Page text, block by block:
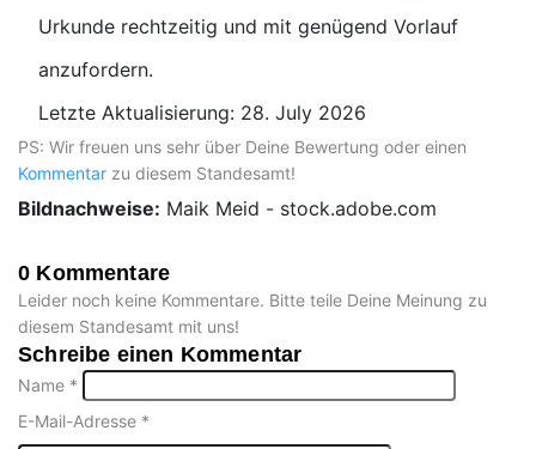
Urkunde rechtzeitig und mit genügend Vorlauf
anzufordern.
Letzte Aktualisierung: 28. July 2026
PS: Wir freuen uns sehr über Deine Bewertung oder einen
Kommentar zu diesem Standesamt!
Bildnachweise: Maik Meid - stock.adobe.com
0 Kommentare
Leider noch keine Kommentare. Bitte teile Deine Meinung zu
diesem Standesamt mit uns!
Schreibe einen Kommentar
Name *
E-Mail-Adresse *